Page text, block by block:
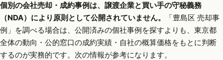
個別の会社売却・成約事例は、譲渡企業と買い手の守秘義務
（NDA）により原則として公開されていません。
「豊島区 売却事
例」を調べる場合は、公開済みの個社事例を探すよりも、東京都
全体の動向・公的窓口の成約実績・自社の概算価格をもとに判断
するのが実務的です。次の情報が参考になります。